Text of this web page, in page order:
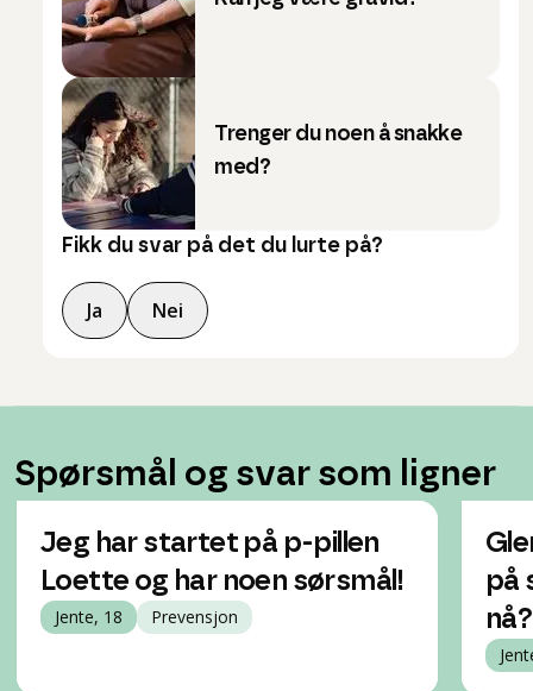
Trenger du noen å snakke
med?
Fikk du svar på det du lurte på?
Ja Nei
Spørsmål og svar som ligner
Jeg har startet på p-pillen
Loette og har noen sørsmål!
Jente, 18 Prevensjon
på
nå?